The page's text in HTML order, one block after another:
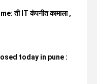
ती IT कंपनीत कामाला ,
today in pune :